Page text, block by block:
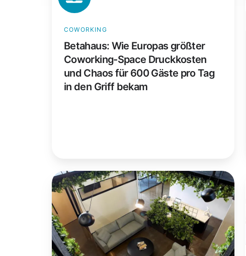
Chaos
600
Gäste
pro
Tag
COWORKING
Betahaus: Wie Europas größter
Coworking-Space Druckkosten
und Chaos für 600 Gäste pro Tag
in den Griff bekam
collective_100:
Premium-
Coworking
trifft
auf
einfaches,